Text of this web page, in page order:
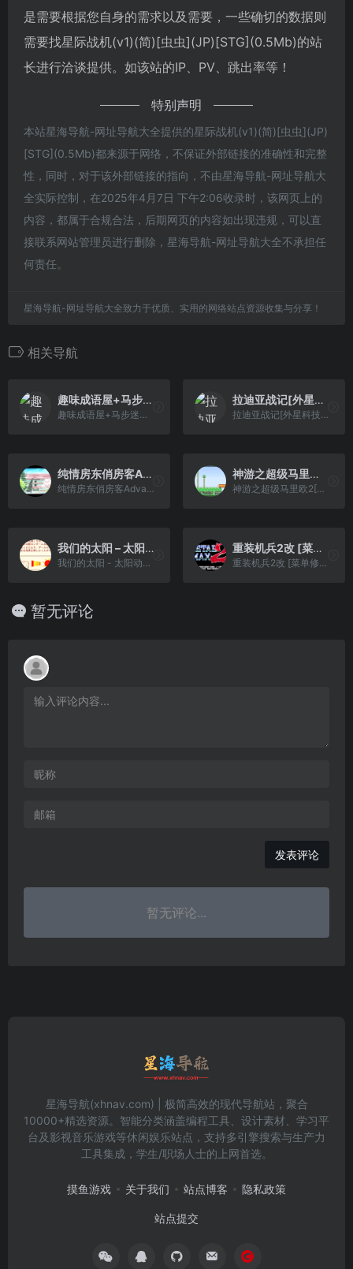
是需要根据您自身的需求以及需要，一些确切的数据则
需要找星际战机(v1)(简)[虫虫](JP)[STG](0.5Mb)的站
长进行洽谈提供。如该站的IP、PV、跳出率等！
特别声明
本站星海导航-网址导航大全提供的星际战机(v1)(简)[虫虫](JP)
[STG](0.5Mb)都来源于网络，不保证外部链接的准确性和完整
性，同时，对于该外部链接的指向，不由星海导航-网址导航大
全实际控制，在2025年4月7日 下午2:06收录时，该网页上的
内容，都属于合规合法，后期网页的内容如出现违规，可以直
接联系网站管理员进行删除，星海导航-网址导航大全不承担任
何责任。
星海导航-网址导航大全致力于优质、实用的网络站点资源收集与分享！
相关导航
趣味成语屋+马步迷阵(简)[小霸王](CN)[PUZ](2Mb)
趣味成语屋+马步迷阵(简)[小霸王](CN)[PUZ](2Mb)
拉迪亚战记[外星科技+腓特烈修正](JP)[RPG](6Mb)
拉迪亚战记[外星科技+腓特烈修正](JP)[RPG](6Mb)
纯情房东俏房客Advance – 祝福之钟声[CGP&PGCG](简)(JP)(70.01Mb)
纯情房东俏房客Advance - 祝福之钟声[CGP&PGCG](简)(JP)(70.01Mb)
神游之超级马里欧2[神游](简)(JP)(32Mb)
神游之超级马里欧2[神游](简)(JP)(32Mb)
我们的太阳 – 太阳动作RPG[TGB & 太阳少年爱好者汉化组](简)(JP)(128Mb)
我们的太阳 - 太阳动作RPG[TGB & 太阳少年爱好者汉化组](简)(JP)(128Mb)
重装机兵2改 [菜单修正+超导虫死机修正][minasithil7](v1.1)(20180222)(简)(JP)(32Mb)
重装机兵2改 [菜单修正+超导虫死机修正][minasithil7](v1.1)(20180222)(简)(JP)(32Mb)
暂无评论
发表评论
暂无评论...
星海导航(xhnav.com) | 极简高效的现代导航站，聚合
10000+精选资源。智能分类涵盖编程工具、设计素材、学习平
台及影视音乐游戏等休闲娱乐站点，支持多引擎搜索与生产力
工具集成，学生/职场人士的上网首选。
摸鱼游戏 关于我们 站点博客 隐私政策
站点提交